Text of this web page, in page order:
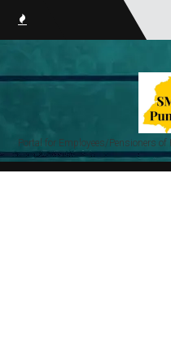
Portal for Employees/Pensioners of